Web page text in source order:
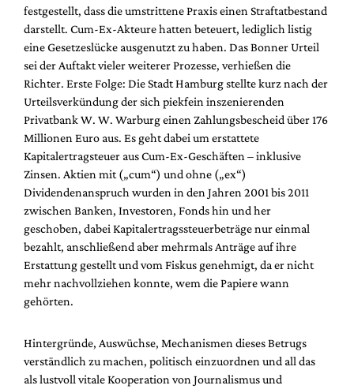
festgestellt, dass die umstrittene Praxis einen Straftatbestand
darstellt. Cum-Ex-Akteure hatten beteuert, lediglich listig
eine Gesetzeslücke ausgenutzt zu haben. Das Bonner Urteil
sei der Auftakt vieler weiterer Prozesse, verhießen die
Richter. Erste Folge: Die Stadt Hamburg stellte kurz nach der
Urteilsverkündung der sich piekfein inszenierenden
Privatbank W. W. Warburg einen Zahlungsbescheid über 176
Millionen Euro aus. Es geht dabei um erstattete
Kapitalertragsteuer aus Cum-Ex-Geschäften – inklusive
Zinsen. Aktien mit („cum“) und ohne („ex“)
Dividendenanspruch wurden in den Jahren 2001 bis 2011
zwischen Banken, Investoren, Fonds hin und her
geschoben, dabei Kapitalertragssteuerbeträge nur einmal
bezahlt, anschließend aber mehrmals Anträge auf ihre
Erstattung gestellt und vom Fiskus genehmigt, da er nicht
mehr nachvollziehen konnte, wem die Papiere wann
gehörten.
Hintergründe, Auswüchse, Mechanismen dieses Betrugs
verständlich zu machen, politisch einzuordnen und all das
als lustvoll vitale Kooperation von Journalismus und